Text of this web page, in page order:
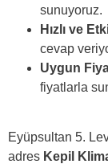
sunuyoruz.
Hızlı ve
cevap
Uygun
fiyatlarla
Eyüpsultan 5.
adres Kepil